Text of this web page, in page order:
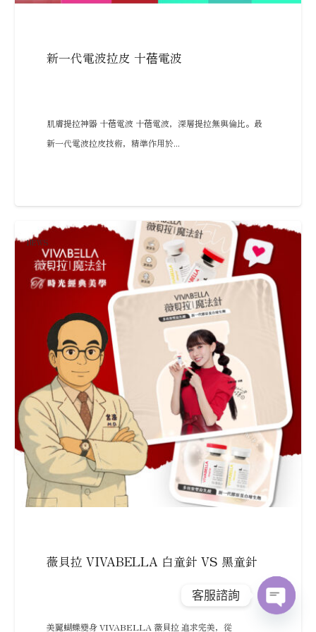
新一代電波拉皮 十蓓電波
肌膚提拉神器 十蓓電波 十蓓電波，深層提拉無與倫比。最
新一代電波拉皮技術，精準作用於...
NEWS
薇貝拉 VIVABELLA 白童針 VS 黑童針
美麗蝴蝶變身 VIVABELLA 薇貝拉 追求完美，從
客服諮詢